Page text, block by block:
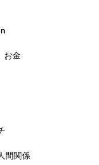
お金
間関係